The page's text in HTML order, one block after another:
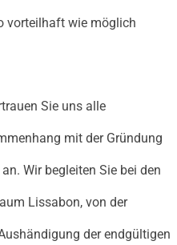
vorteilhaft wie möglich
Sie uns alle
mit der Gründung
Wir begleiten Sie bei den
Lissabon, von der
der endgültigen